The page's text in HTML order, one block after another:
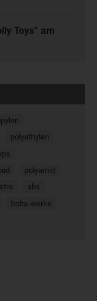
Toys“ am
polyethylen
polyamid
abs
bolta-werke